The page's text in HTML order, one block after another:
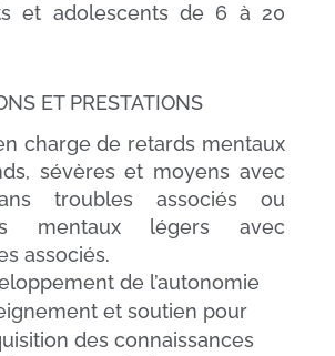
et adolescents de 6 à 20
ET PRESTATIONS
charge de retards mentaux
sévères et moyens avec
troubles associés ou
mentaux légers avec
associés.
de l’autonomie
et soutien pour
des connaissances